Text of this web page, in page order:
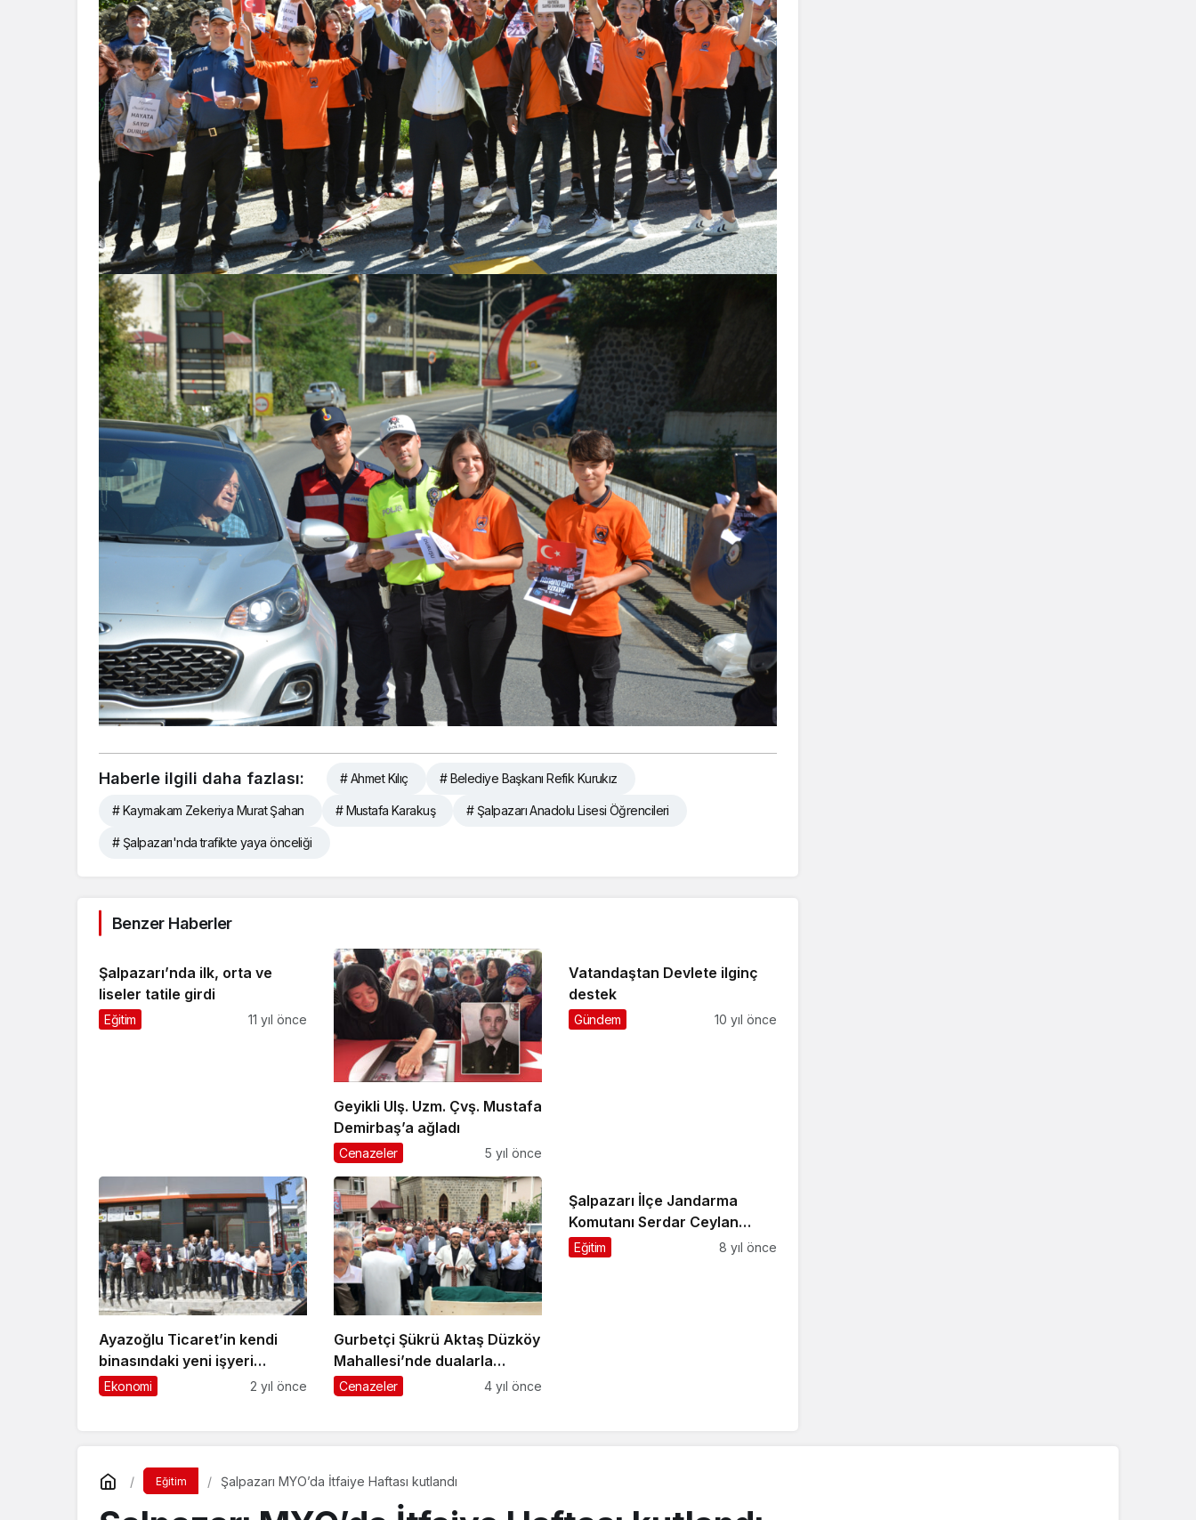
Haberle ilgili daha fazlası: # Ahmet Kılıç # Belediye Başkanı Refik Kurukız
# Kaymakam Zekeriya Murat Şahan # Mustafa Karakuş # Şalpazarı Anadolu Lisesi Öğrencileri
# Şalpazarı'nda trafikte yaya önceliği
Benzer Haberler
Şalpazarı’nda ilk, orta ve
liseler tatile girdi
Eğitim 11 yıl önce
Geyikli Ulş. Uzm. Çvş. Mustafa
Demirbaş’a ağladı
Cenazeler 5 yıl önce
Vatandaştan Devlete ilginç
destek
Gündem 10 yıl önce
Ayazoğlu Ticaret’in kendi
binasındaki yeni işyeri
dualarla açıldı
Ekonomi 2 yıl önce
Gurbetçi Şükrü Aktaş Düzköy
Mahallesi’nde dualarla
ebediyete uğurlandı
Cenazeler 4 yıl önce
Şalpazarı İlçe Jandarma
Komutanı Serdar Ceylan
görevine başladı
Eğitim 8 yıl önce
Eğitim Şalpazarı MYO’da İtfaiye Haftası kutlandı